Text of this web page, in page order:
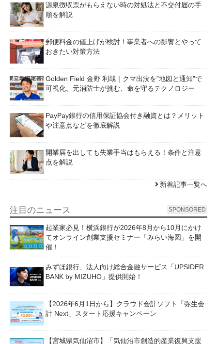
源泉徴収票がもらえない時の対処法と不交付届の手
順を解説
郵便料金の値上げが検討！事業者への影響とやって
おきたい対策方法
Golden Field 金野 利哉｜クマ出没を”地図と通知”で
可視化。元消防士が挑む、命を守るテクノロジー
PayPay銀行の信用保証協会付き融資とは？メリット
や注意点などを徹底解説
開業届を出しても失業手当はもらえる！条件と注意
点を解説
新着記事一覧へ
注目のニュース SPONSORED
起業家必見！横浜銀行が2026年8月から10月にかけ
てオンライン創業支援セミナー「みらい海図」を開
催！
みずほ銀行、法人向け総合金融サービス「UPSIDER
BANK by MIZUHO」提供開始！
【2026年6月1日から】クラウド会計ソフト「弥生会
計 Next」スタート応援キャンペーン
【宮城県気仙沼市】「気仙沼市創造的産業復興支援